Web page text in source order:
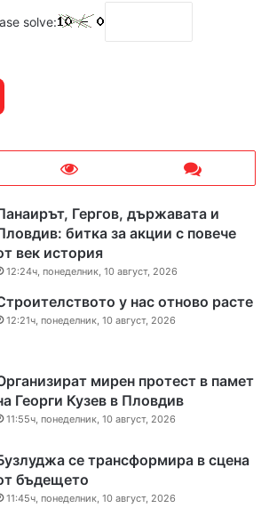
solve:
Гергов, държавата и
битка за акции с повече
век история
12:24ч, понеделник, 10 август, 2026
у нас отново расте
12:21ч, понеделник, 10 август, 2026
мирен протест в памет
Георги Кузев в Пловдив
11:55ч, понеделник, 10 август, 2026
се трансформира в сцена
бъдещето
11:45ч, понеделник, 10 август, 2026